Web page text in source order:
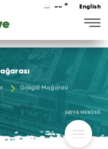
-- ° English
Gökgöl Mağarası
SAYFA MENÜSÜ